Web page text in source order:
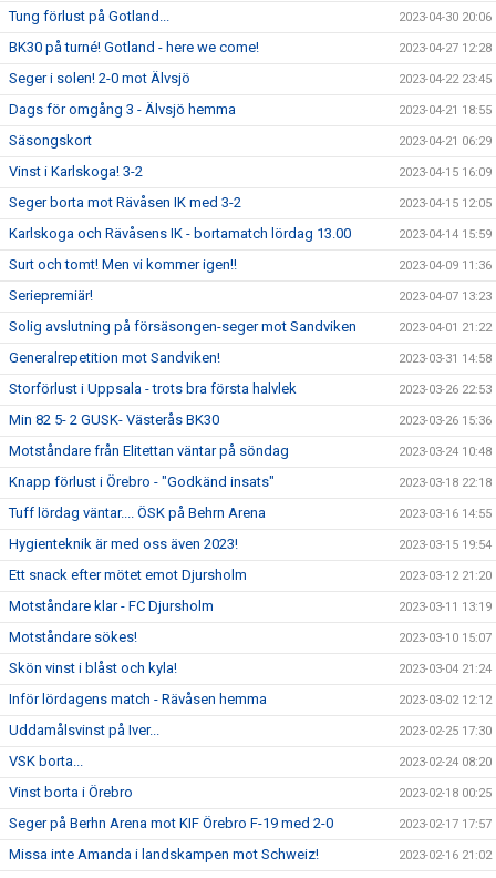
Tung förlust på Gotland... 2023-04-30 20:06
BK30 på turné! Gotland - here we come! 2023-04-27 12:28
Seger i solen! 2-0 mot Älvsjö 2023-04-22 23:45
Dags för omgång 3 - Älvsjö hemma 2023-04-21 18:55
Säsongskort 2023-04-21 06:29
Vinst i Karlskoga! 3-2 2023-04-15 16:09
Seger borta mot Rävåsen IK med 3-2 2023-04-15 12:05
Karlskoga och Rävåsens IK - bortamatch lördag 13.00 2023-04-14 15:59
Surt och tomt! Men vi kommer igen!! 2023-04-09 11:36
Seriepremiär! 2023-04-07 13:23
Solig avslutning på försäsongen-seger mot Sandviken 2023-04-01 21:22
Generalrepetition mot Sandviken! 2023-03-31 14:58
Storförlust i Uppsala - trots bra första halvlek 2023-03-26 22:53
Min 82 5- 2 GUSK- Västerås BK30 2023-03-26 15:36
Motståndare från Elitettan väntar på söndag 2023-03-24 10:48
Knapp förlust i Örebro - "Godkänd insats" 2023-03-18 22:18
Tuff lördag väntar.... ÖSK på Behrn Arena 2023-03-16 14:55
Hygienteknik är med oss även 2023! 2023-03-15 19:54
Ett snack efter mötet emot Djursholm 2023-03-12 21:20
Motståndare klar - FC Djursholm 2023-03-11 13:19
Motståndare sökes! 2023-03-10 15:07
Skön vinst i blåst och kyla! 2023-03-04 21:24
Inför lördagens match - Rävåsen hemma 2023-03-02 12:12
Uddamålsvinst på Iver... 2023-02-25 17:30
VSK borta... 2023-02-24 08:20
Vinst borta i Örebro 2023-02-18 00:25
Seger på Berhn Arena mot KIF Örebro F-19 med 2-0 2023-02-17 17:57
Missa inte Amanda i landskampen mot Schweiz! 2023-02-16 21:02